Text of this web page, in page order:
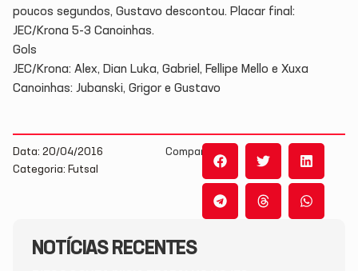
NOTÍCIAS RECENTES
poucos segundos, Gustavo descontou. Placar final:
JEC/Krona 5-3 Canoinhas.
Gols
JEC/Krona: Alex, Dian Luka, Gabriel, Fellipe Mello e Xuxa
Canoinhas: Jubanski, Grigor e Gustavo
Data: 20/04/2016
Categoria: Futsal
Compartilhe: